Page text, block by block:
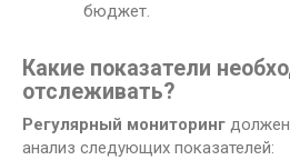
бюджет.
Какие показатели
отслеживать?
Регулярный мониторинг
анализ следующих показателей: